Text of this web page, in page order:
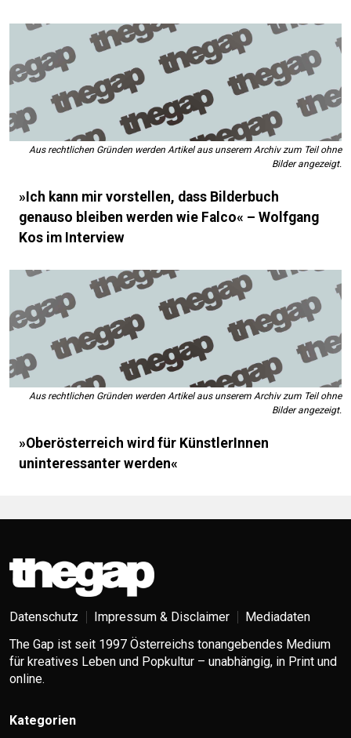
Aus rechtlichen Gründen werden Artikel aus unserem Archiv zum Teil ohne
Bilder angezeigt.
»Ich kann mir vorstellen, dass Bilderbuch
genauso bleiben werden wie Falco« – Wolfgang
Kos im Interview
Aus rechtlichen Gründen werden Artikel aus unserem Archiv zum Teil ohne
Bilder angezeigt.
»Oberösterreich wird für KünstlerInnen
uninteressanter werden«
Datenschutz Impressum & Disclaimer
Mediadaten
The Gap ist seit 1997 Österreichs tonangebendes Medium
für kreatives Leben und Popkultur – unabhängig, in Print und
online.
Kategorien